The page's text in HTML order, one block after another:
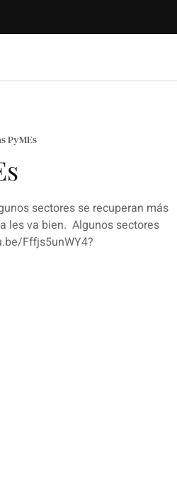
PyMEs
sectores se recuperan más
les va bien. Algunos sectores
Fffjs5unWY4?